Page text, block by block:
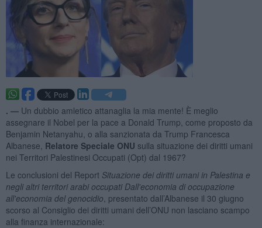
. — Un dubbio amletico attanaglia la mia mente! È meglio
assegnare il Nobel per la pace a Donald Trump, come proposto da
Benjamin Netanyahu, o alla sanzionata da Trump Francesca
Albanese, Relatore Speciale ONU sulla situazione dei diritti umani
nei Territori Palestinesi Occupati (Opt) dal 1967?
Le conclusioni del Report Situazione dei diritti umani in Palestina e
negli altri territori arabi occupati Dall'economia di occupazione
all'economia del genocidio , presentato dall’Albanese il 30 giugno
scorso al Consiglio dei diritti umani dell’ONU non lasciano scampo
alla finanza internazionale: